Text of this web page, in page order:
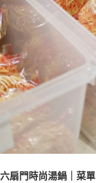
六扇門時尚湯鍋｜菜單